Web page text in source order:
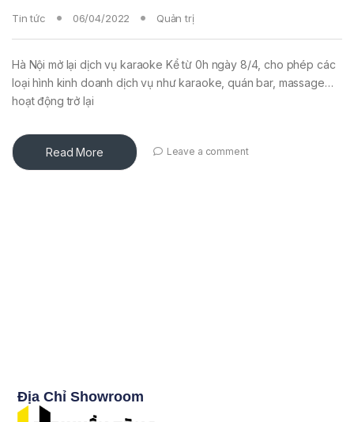
Tin tức 06/04/2022 Quản trị
Hà Nội mở lại dịch vụ karaoke Kể từ 0h ngày 8/4, cho phép các
loại hình kinh doanh dịch vụ như karaoke, quán bar, massage…
hoạt động trở lại
Read More Leave a comment
Địa Chỉ Showroom